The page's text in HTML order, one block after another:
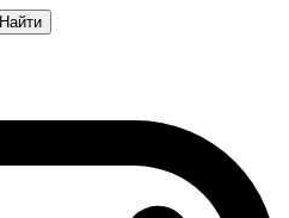
Найти